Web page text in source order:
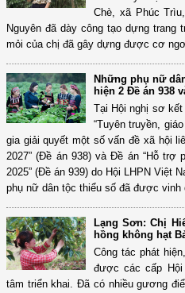
Chè, xã Phúc
Nguyên đã dày công tạo dựng
mỏi của chị đã gây dựng được cơ
Những phụ nữ
hiện 2 Đề án 938
Tại Hội nghị sơ
“Tuyên truyền,
gia giải quyết một số vấn đề xã hội
2027” (Đề án 938) và Đề án “Hỗ trợ
2025” (Đề án 939) do Hội LHPN Việt
phụ nữ dân tộc thiểu số đã được vinh
Lạng Sơn: Chị
hồng không hạt
Công tác phát
được các cấp Hội
tâm triển khai. Đã có nhiều gương